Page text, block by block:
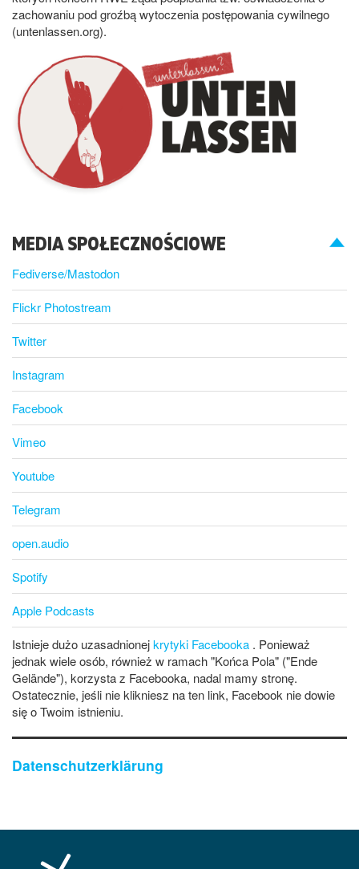
zachowaniu pod groźbą wytoczenia postępowania cywilnego
(untenlassen.org).
MEDIA SPOŁECZNOŚCIOWE
Fediverse/Mastodon
Flickr Photostream
Twitter
Instagram
Facebook
Vimeo
Youtube
Telegram
open.audio
Spotify
Apple Podcasts
Istnieje dużo uzasadnionejkrytyki Facebooka . Ponieważ
jednak wiele osób, również w ramach "Końca Pola" ("Ende
Gelände"), korzysta z Facebooka, nadal mamy stronę.
Ostatecznie, jeśli nie klikniesz na ten link, Facebook nie dowie
się o Twoim istnieniu.
Datenschutzerklärung